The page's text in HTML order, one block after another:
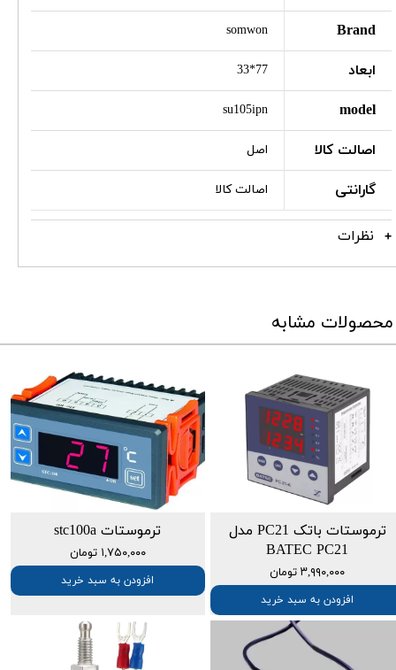
Brand
somwon
ابعاد 77*33
model
su105ipn
اصالت کالا اصل
گارانتی اصالت کالا
نظرات
محصولات مشابه
ترموستات باتک PC21 مدل
BATEC PC21
۳,۹۹۰,۰۰۰ تومان
افزودن به سبد خرید
ترموستات stc100a
۱,۷۵۰,۰۰۰ تومان
افزودن به سبد خرید